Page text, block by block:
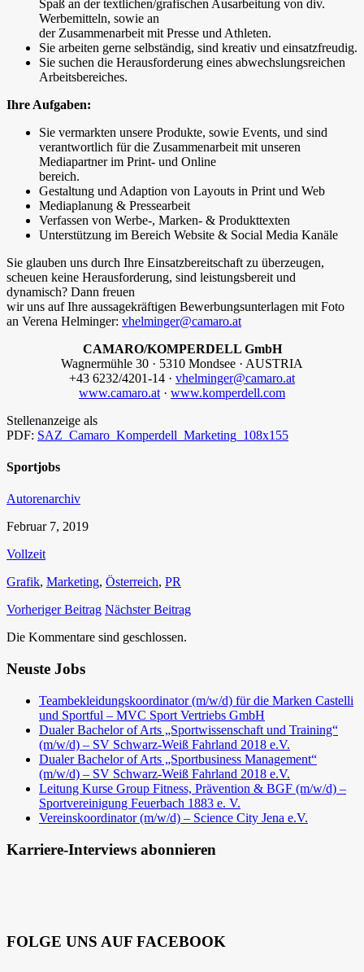
Spaß an der textlichen/grafischen Ausarbeitung von div.
Werbemitteln, sowie an
der Zusammenarbeit mit Presse und Athleten.
Sie arbeiten gerne selbständig, sind kreativ und einsatzfreudig.
Sie suchen die Herausforderung eines abwechslungsreichen
Arbeitsbereiches.
Ihre Aufgaben:
Sie vermarkten unsere Produkte, sowie Events, und sind
verantwortlich für die Zusammenarbeit mit unseren
Mediapartner im Print- und Online
bereich.
Gestaltung und Adaption von Layouts in Print und Web
Mediaplanung & Pressearbeit
Verfassen von Werbe-, Marken- & Produkttexten
Unterstützung im Bereich Website & Social Media Kanäle
Sie glauben uns durch Ihre Einsatzbereitschaft zu überzeugen,
scheuen keine Herausforderung, sind leistungsbereit und
dynamisch? Dann freuen
wir uns auf Ihre aussagekräftigen Bewerbungsunterlagen mit Foto
an Verena Helminger: vhelminger@camaro.at
CAMARO/KOMPERDELL GmbH
Wagnermühle 30 · 5310 Mondsee · AUSTRIA
+43 6232/4201-14 · vhelminger@camaro.at
www.camaro.at · www.komperdell.com
Stellenanzeige als
PDF: SAZ_Camaro_Komperdell_Marketing_108x155
Sportjobs
Autorenarchiv
Februar 7, 2019
Vollzeit
Grafik, Marketing, Österreich, PR
Vorheriger Beitrag Nächster Beitrag
Die Kommentare sind geschlossen.
Neuste Jobs
Teambekleidungskoordinator (m/w/d) für die Marken Castelli
und Sportful – MVC Sport Vertriebs GmbH
Dualer Bachelor of Arts „Sportwissenschaft und Training“
(m/w/d) – SV Schwarz-Weiß Fahrland 2018 e.V.
Dualer Bachelor of Arts „Sportbusiness Management“
(m/w/d) – SV Schwarz-Weiß Fahrland 2018 e.V.
Leitung Kurse Group Fitness, Prävention & BGF (m/w/d) –
Sportvereinigung Feuerbach 1883 e. V.
Vereinskoordinator (m/w/d) – Science City Jena e.V.
Karriere-Interviews abonnieren
FOLGE UNS AUF FACEBOOK